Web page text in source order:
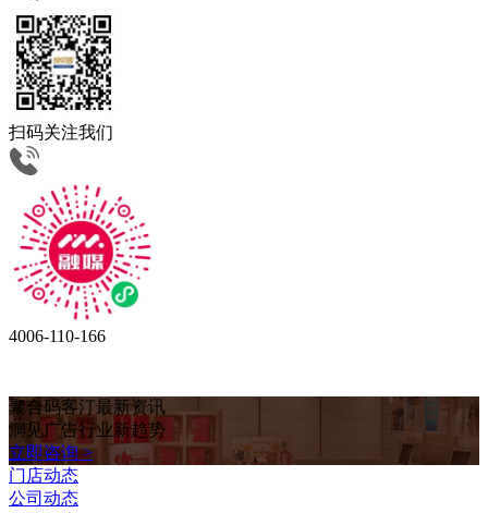
扫码关注我们
4006-110-166
聚合码客汀最新资讯
洞见广告行业新趋势
立即咨询 >
门店动态
公司动态